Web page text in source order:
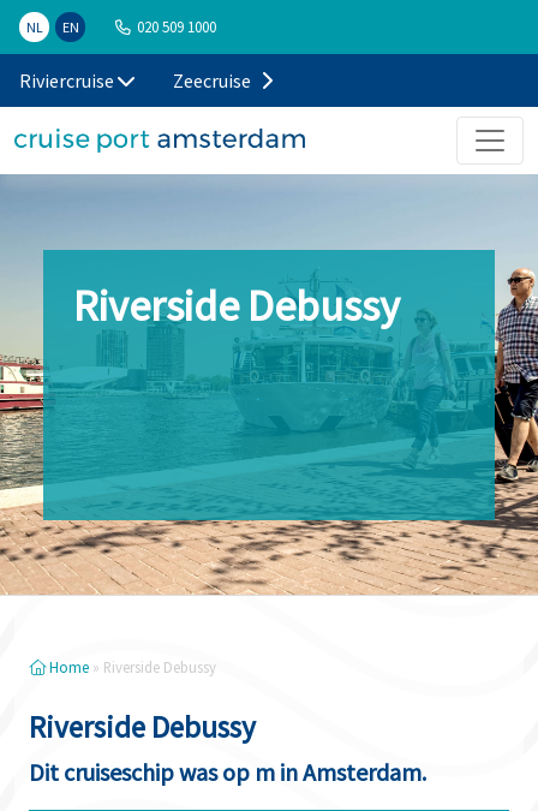
NL EN 020 509 1000
Riviercruise Zeecruise
Riverside Debussy
Home » Riverside Debussy
Riverside Debussy
Dit cruiseschip was op m in Amsterdam.